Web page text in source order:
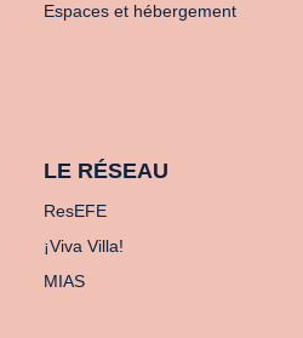
Espaces et hébergement
LE RÉSEAU
ResEFE
¡Viva Villa!
MIAS